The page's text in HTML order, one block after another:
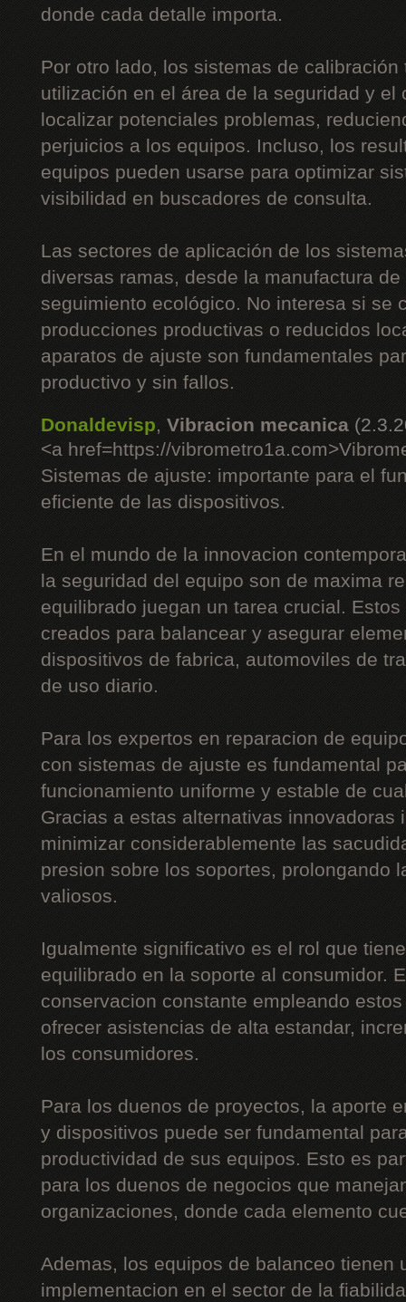
donde cada detalle importa.
Por otro lado, los sistemas de
utilización en el área de la seguridad y el
localizar potenciales problemas,
perjuicios a los equipos. Incluso, los
equipos pueden usarse para optimizar
visibilidad en buscadores de consulta.
Las sectores de aplicación de los
diversas ramas, desde la manufactura
seguimiento ecológico. No interesa si se
producciones productivas o reducidos
aparatos de ajuste son fundamentales
productivo y sin fallos.
Donaldevisp, Vibracion mecanica
<a href=https://
Sistemas de ajuste: importante para el
eficiente de las dispositivos.
En el mundo de la innovacion
la seguridad del equipo son de maxima
equilibrado juegan un tarea crucial.
creados para balancear y asegurar
dispositivos de fabrica, automoviles de
de uso diario.
Para los expertos en reparacion de
con sistemas de ajuste es fundamental
funcionamiento uniforme y estable de
Gracias a estas alternativas innovadoras
minimizar considerablemente las
presion sobre los soportes, prolongando
valiosos.
Igualmente significativo es el rol que
equilibrado en la soporte al consumidor.
conservacion constante empleando
ofrecer asistencias de alta estandar,
los consumidores.
Para los duenos de proyectos, la aporte
y dispositivos puede ser fundamental
productividad de sus equipos. Esto es
para los duenos de negocios que
organizaciones, donde cada elemento
Ademas, los equipos de balanceo tienen
implementacion en el sector de la